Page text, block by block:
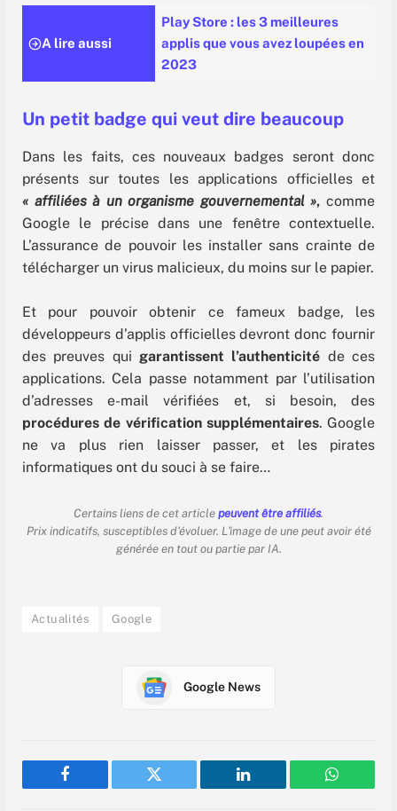
A lire aussi
Play Store : les 3 meilleures
applis que vous avez loupées en
2023
Un petit badge qui veut dire beaucoup
Dans les faits, ces nouveaux badges seront donc
présents sur toutes les applications officielles et
« affiliées à un organisme gouvernemental », comme
Google le précise dans une fenêtre contextuelle.
L’assurance de pouvoir les installer sans crainte de
télécharger un virus malicieux, du moins sur le papier.
Et pour pouvoir obtenir ce fameux badge, les
développeurs d’applis officielles devront donc fournir
des preuves qui garantissent l’authenticité de ces
applications. Cela passe notamment par l’utilisation
d’adresses e-mail vérifiées et, si besoin, des
procédures de vérification supplémentaires. Google
ne va plus rien laisser passer, et les pirates
informatiques ont du souci à se faire…
Certains liens de cet article peuvent être affiliés.
Prix indicatifs, susceptibles d'évoluer. L'image de une peut avoir été
générée en tout ou partie par IA.
Actualités Google
Google News
Facebook Twitter LinkedIn